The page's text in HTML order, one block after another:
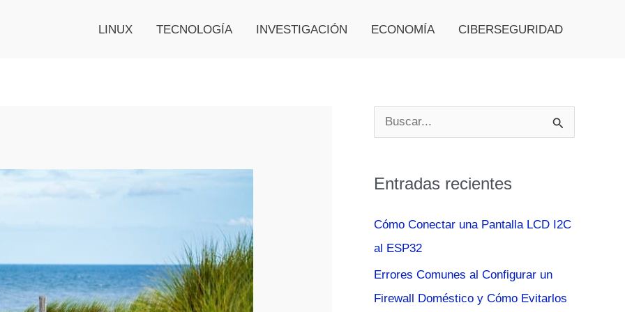
LINUX TECNOLOGÍA INVESTIGACIÓN ECONOMÍA CIBERSEGURIDAD
u
c
o
r
Entradas recientes
Cómo Conectar una Pantalla LCD I2C
al ESP32
Errores Comunes al Configurar un
Firewall Doméstico y Cómo Evitarlos